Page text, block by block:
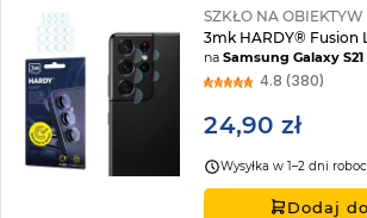
SZKŁO NA
3mk HARDY® Fusion
naSamsung Galaxy
4.8 (380)
24,90 zł
Wysyłka w 1–2 dni
Dodaj